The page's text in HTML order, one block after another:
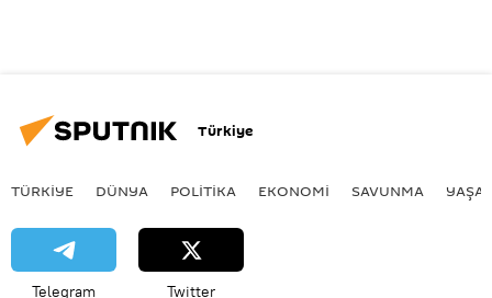
Türkiye
TÜRKIYE DÜNYA POLİTİKA EKONOMİ SAVUNMA
Telegram Twitter